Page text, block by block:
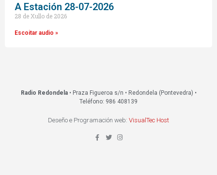
A Estación 28-07-2026
28 de Xullo de 2026
Escoitar audio »
Radio Redondela• Praza Figueroa s/n • Redondela (Pontevedra) •
Teléfono: 986 408139
Deseño e Programación web: VisualTec Host